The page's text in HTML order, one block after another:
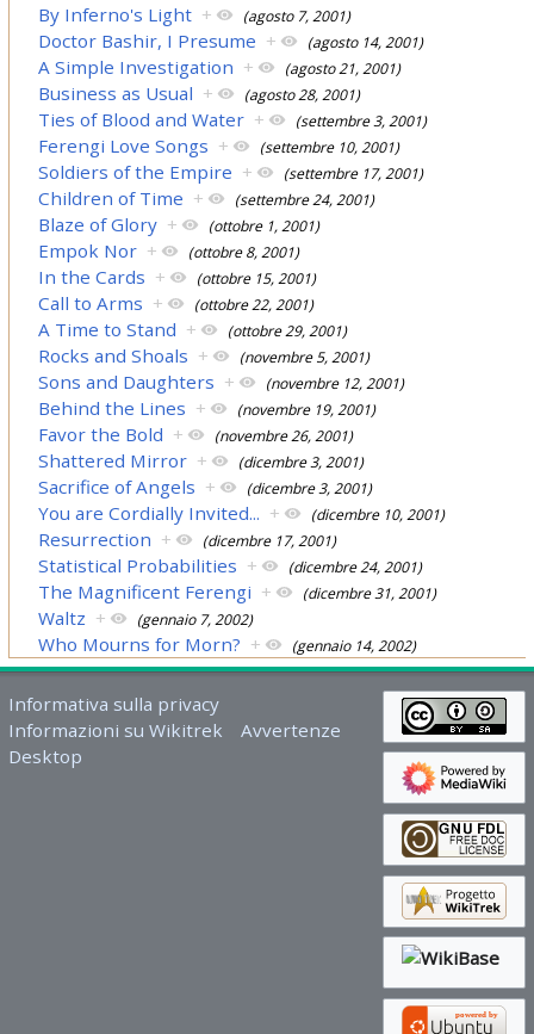
By Inferno's Light + (agosto 7, 2001)
Doctor Bashir, I Presume + (agosto 14, 2001)
A Simple Investigation + (agosto 21, 2001)
Business as Usual + (agosto 28, 2001)
Ties of Blood and Water + (settembre 3, 2001)
Ferengi Love Songs + (settembre 10, 2001)
Soldiers of the Empire + (settembre 17, 2001)
Children of Time + (settembre 24, 2001)
Blaze of Glory + (ottobre 1, 2001)
Empok Nor + (ottobre 8, 2001)
In the Cards + (ottobre 15, 2001)
Call to Arms + (ottobre 22, 2001)
A Time to Stand + (ottobre 29, 2001)
Rocks and Shoals + (novembre 5, 2001)
Sons and Daughters + (novembre 12, 2001)
Behind the Lines + (novembre 19, 2001)
Favor the Bold + (novembre 26, 2001)
Shattered Mirror + (dicembre 3, 2001)
Sacrifice of Angels + (dicembre 3, 2001)
You are Cordially Invited... + (dicembre 10, 2001)
Resurrection + (dicembre 17, 2001)
Statistical Probabilities + (dicembre 24, 2001)
The Magnificent Ferengi + (dicembre 31, 2001)
Waltz + (gennaio 7, 2002)
Who Mourns for Morn? + (gennaio 14, 2002)
Informativa sulla privacy
Informazioni su Wikitrek
Avvertenze
Desktop